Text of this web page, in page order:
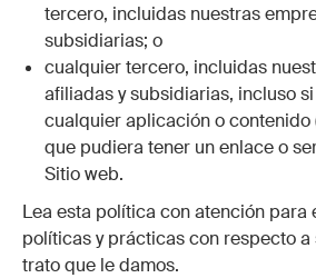
tercero, incluidas nuestras
subsidiarias; o
cualquier tercero, incluidas
afiliadas y subsidiarias, incluso
cualquier aplicación o
que pudiera tener un enlace o
Sitio web.
Lea esta política con atención para
políticas y prácticas con respecto a
trato que le damos.